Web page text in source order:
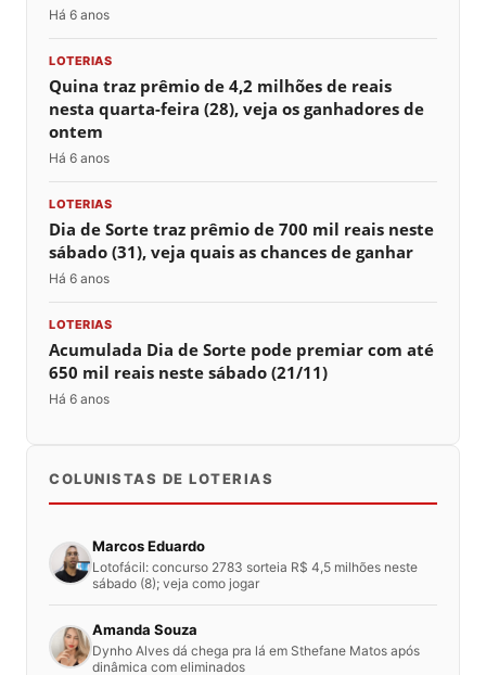
Há 6 anos
LOTERIAS
Quina traz prêmio de 4,2 milhões de reais
nesta quarta-feira (28), veja os ganhadores de
ontem
Há 6 anos
LOTERIAS
Dia de Sorte traz prêmio de 700 mil reais neste
sábado (31), veja quais as chances de ganhar
Há 6 anos
LOTERIAS
Acumulada Dia de Sorte pode premiar com até
650 mil reais neste sábado (21/11)
Há 6 anos
COLUNISTAS DE LOTERIAS
Marcos Eduardo
Lotofácil: concurso 2783 sorteia R$ 4,5 milhões neste
sábado (8); veja como jogar
Amanda Souza
Dynho Alves dá chega pra lá em Sthefane Matos após
dinâmica com eliminados